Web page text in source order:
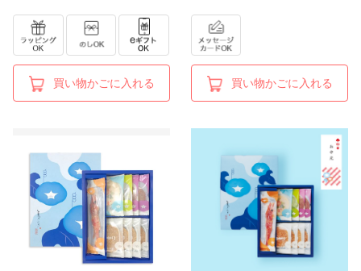
買い物かごに入れる 買い物かごに入れる